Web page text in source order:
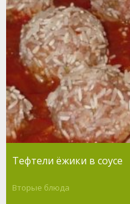
Тефтели ёжики в соусе
Вторые блюда